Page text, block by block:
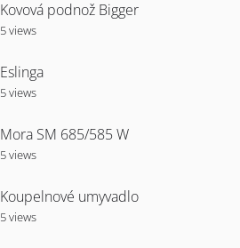
Kovová podnož Bigger
5 views
Eslinga
5 views
Mora SM 685/585 W
5 views
Koupelnové umyvadlo
5 views